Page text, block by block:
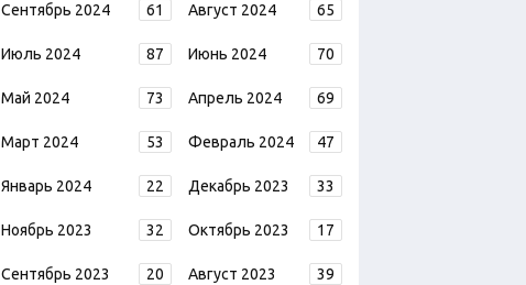
Сентябрь 2024 61 Август 2024 65
Июль 2024 87 Июнь 2024 70
Май 2024 73 Апрель 2024 69
Март 2024 53 Февраль 2024 47
Январь 2024 22 Декабрь 2023 33
Ноябрь 2023 32 Октябрь 2023 17
Сентябрь 2023 20 Август 2023 39